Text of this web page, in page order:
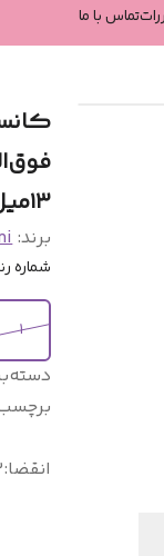
تماس با ما
۱۳میل
برند:
شماره
۱
انقضا: